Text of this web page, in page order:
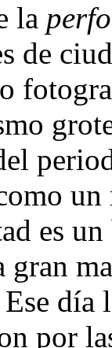
la
de
es
gran
día
por